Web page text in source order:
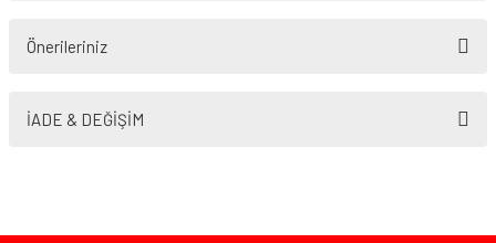
Önerileriniz
yetersiz gördüğünüz noktaları öneri formunu kullanarak tarafımıza
İADE & DEĞİŞİM